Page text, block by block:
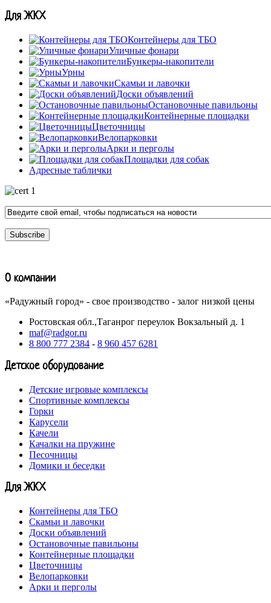
Для ЖКХ
Контейнеры для ТБО
Уличные фонари
Бункеры-накопители
Урны
Скамьи и лавочки
Доски объявлений
Остановочные павильоны
Контейнерные площадки
Цветочницы
Велопарковки
Арки и перголы
Площадки для собак
Адресные таблички
О компании
«Радужный город» - свое производство - залог низкой цены
Ростовская обл.,Таганрог переулок Вокзальный д. 1
maf@radgor.ru
8 800 777 2384 - 8 960 457 6281
Детское оборудование
Детские игровые комплексы
Спортивные комплексы
Горки
Карусели
Качели
Качалки на пружине
Песочницы
Домики и беседки
Для ЖКХ
Контейнеры для ТБО
Скамьи и лавочки
Доски объявлений
Остановочные павильоны
Контейнерные площадки
Цветочницы
Велопарковки
Арки и перголы